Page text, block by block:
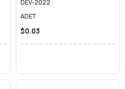
DEV-2022
ADET
$0.03